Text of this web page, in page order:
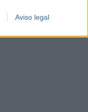
Aviso legal